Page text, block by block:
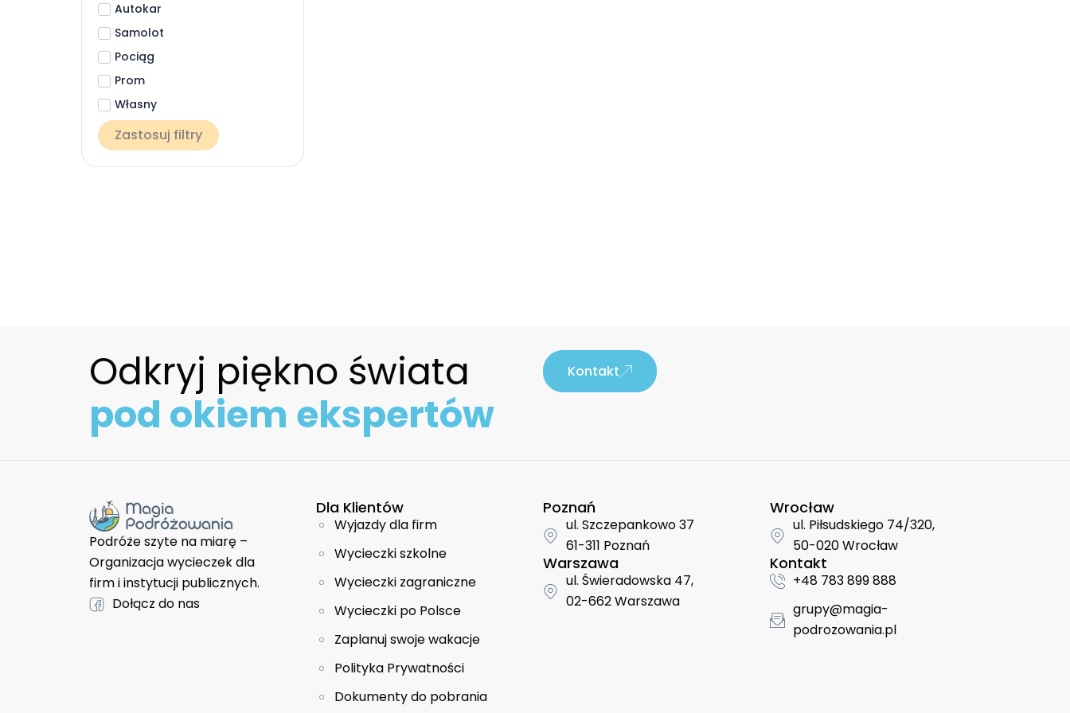
Autokar
Samolot
Pociąg
Prom
Własny
Zastosuj filtry
Odkryj piękno świata
pod okiem ekspertów
Kontakt
Podróże szyte na miarę –
Organizacja wycieczek dla
firm i instytucji publicznych.
Dołącz do nas
Dla Klientów
Wyjazdy dla firm
Wycieczki szkolne
Wycieczki zagraniczne
Wycieczki po Polsce
Zaplanuj swoje wakacje
Polityka Prywatności
Dokumenty do pobrania
Poznań
ul. Szczepankowo 37
61-311 Poznań
Warszawa
ul. Świeradowska 47,
02-662 Warszawa
Wrocław
ul. Piłsudskiego 74/320,
50-020 Wrocław
Kontakt
+48 783 899 888
grupy@magia-
podrozowania.pl